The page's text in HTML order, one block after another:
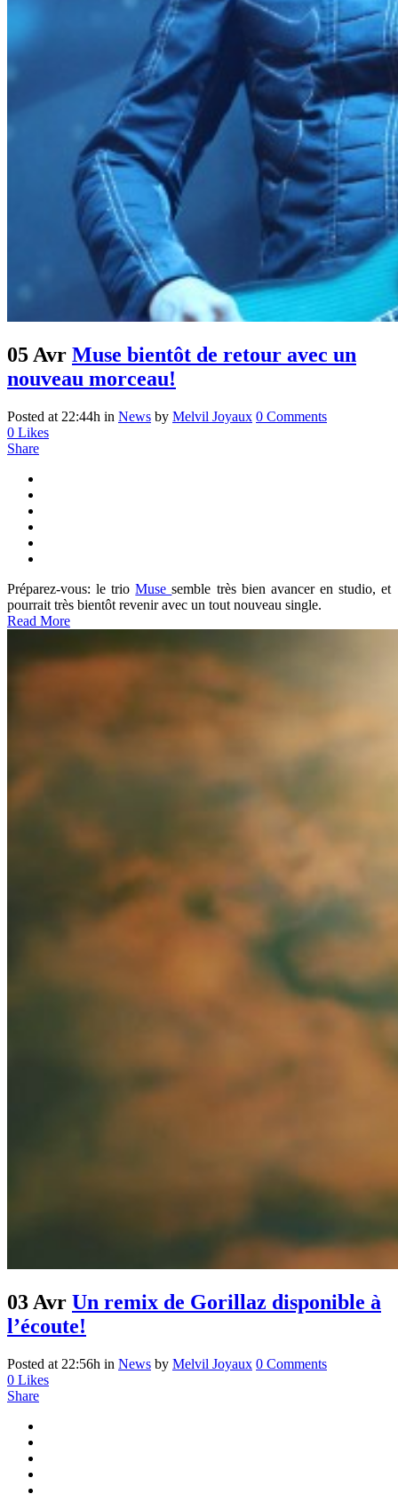
05 Avr Muse bientôt de retour avec un
nouveau morceau!
Posted at 22:44h in News by Melvil Joyaux 0 Comments
0 Likes
Share
Préparez-vous: le trioMusesemble très bien avancer en studio, et
pourrait très bientôt revenir avec un tout nouveau single.
Read More
03 Avr Un remix de Gorillaz disponible à
l’écoute!
Posted at 22:56h in News by Melvil Joyaux 0 Comments
0 Likes
Share